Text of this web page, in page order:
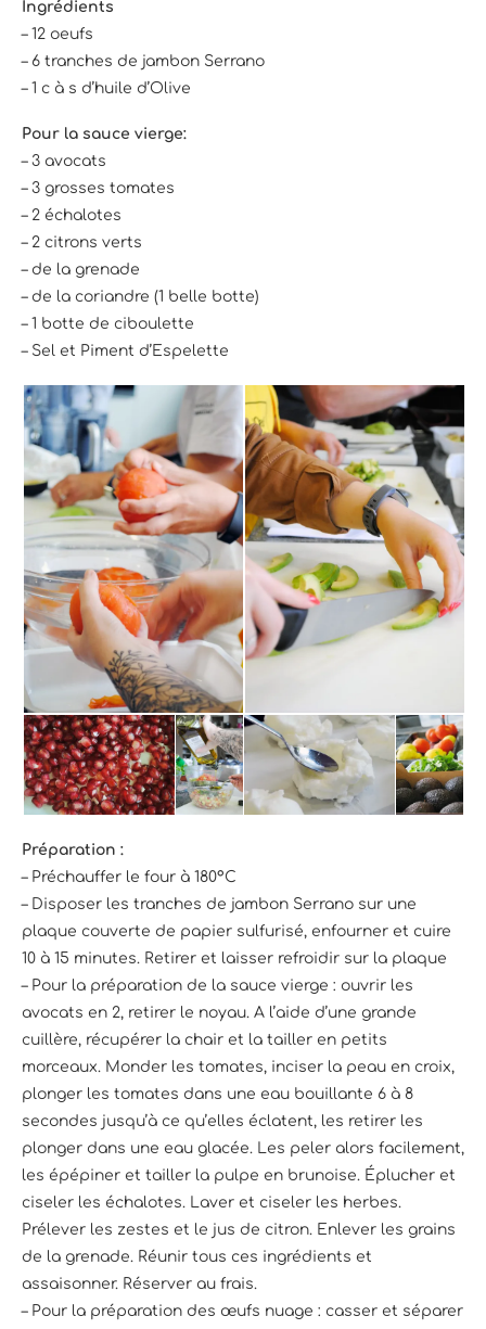
Ingrédients
– 12 oeufs
– 6 tranches de jambon Serrano
– 1 c à s d’huile d’Olive
Pour la sauce vierge:
– 3 avocats
– 3 grosses tomates
– 2 échalotes
– 2 citrons verts
– de la grenade
– de la coriandre (1 belle botte)
– 1 botte de ciboulette
– Sel et Piment d’Espelette
Préparation :
– Préchauffer le four à 180°C
– Disposer les tranches de jambon Serrano sur une
plaque couverte de papier sulfurisé, enfourner et cuire
10 à 15 minutes. Retirer et laisser refroidir sur la plaque
– Pour la préparation de la sauce vierge : ouvrir les
avocats en 2, retirer le noyau. A l’aide d’une grande
cuillère, récupérer la chair et la tailler en petits
morceaux. Monder les tomates, inciser la peau en croix,
plonger les tomates dans une eau bouillante 6 à 8
secondes jusqu’à ce qu’elles éclatent, les retirer les
plonger dans une eau glacée. Les peler alors facilement,
les épépiner et tailler la pulpe en brunoise. Éplucher et
ciseler les échalotes. Laver et ciseler les herbes.
Prélever les zestes et le jus de citron. Enlever les grains
de la grenade. Réunir tous ces ingrédients et
assaisonner. Réserver au frais.
– Pour la préparation des œufs nuage : casser et séparer